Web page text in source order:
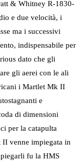
& Whitney R-1830-
e due velocità, i
ma i successivi
indispensabile per
dato che gli
gli aerei con le ali
i Martlet Mk II
e
di dimensioni
per la catapulta
venne impiegata in
fu la HMS